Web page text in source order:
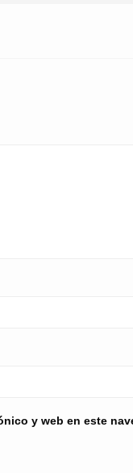
y web en este